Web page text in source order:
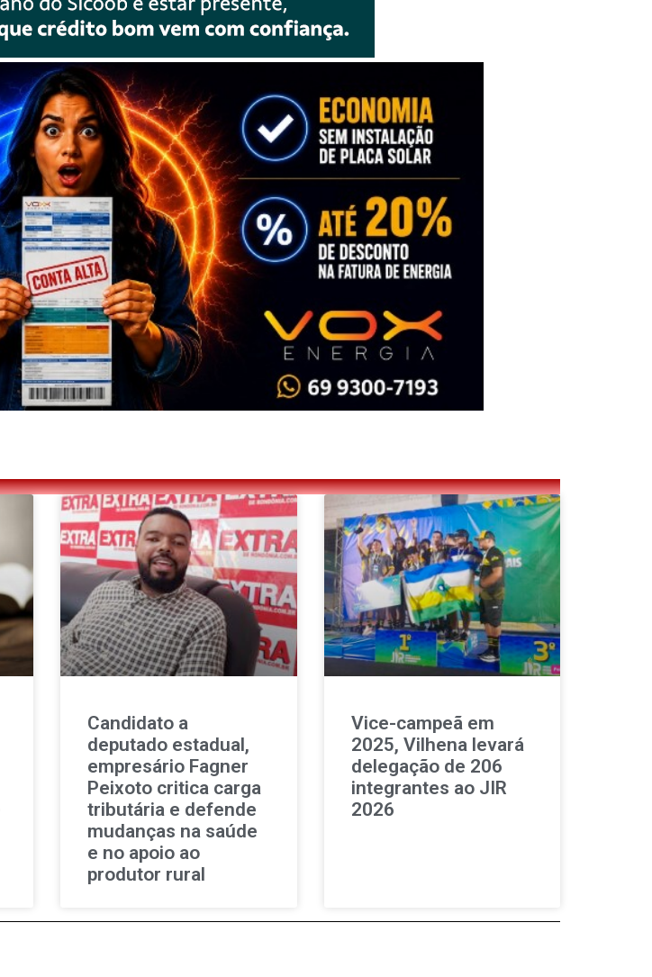
Candidato a
deputado estadual,
empresário Fagner
Peixoto critica carga
tributária e defende
mudanças na saúde
e no apoio ao
produtor rural
Vice-campeã em
2025, Vilhena levará
delegação de 206
integrantes ao JIR
2026